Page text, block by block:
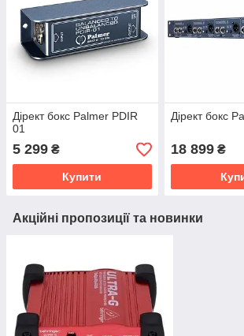
Дірект бокс Palmer PDIR
01
5 299 ₴
Купити
Дірект бокс
18 899₴
Акційні пропозиції та новинки